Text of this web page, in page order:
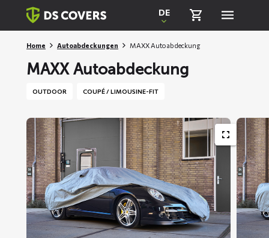
Skiplinks
DE
Home Autoabdeckungen MAXX Autoabdeckung
MAXX Autoabdeckung
OUTDOOR COUPÉ / LIMOUSINE-FIT